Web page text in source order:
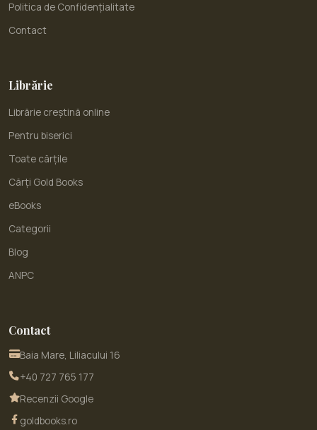
Politica de Confidențialitate
Contact
Librărie
Librărie creștină online
Pentru biserici
Toate cărțile
Cărți Gold Books
eBooks
Categorii
Blog
ANPC
Contact
Baia Mare, Liliacului 16
+40 727 765 177
Recenzii Google
goldbooks.ro